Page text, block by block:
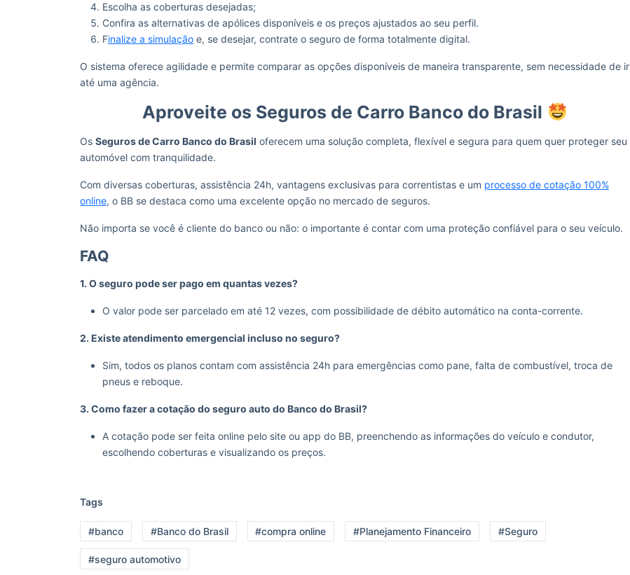
Escolha as coberturas desejadas;
Confira as alternativas de apólices disponíveis e os preços ajustados ao seu perfil.
Finalize a simulação e, se desejar, contrate o seguro de forma totalmente digital.
O sistema oferece agilidade e permite comparar as opções disponíveis de maneira transparente, sem necessidade de ir
até uma agência.
Aproveite os Seguros de Carro Banco do Brasil
Os Seguros de Carro Banco do Brasil oferecem uma solução completa, flexível e segura para quem quer proteger seu
automóvel com tranquilidade.
Com diversas coberturas, assistência 24h, vantagens exclusivas para correntistas e um processo de cotação 100%
online, o BB se destaca como uma excelente opção no mercado de seguros.
Não importa se você é cliente do banco ou não: o importante é contar com uma proteção confiável para o seu veículo.
FAQ
1. O seguro pode ser pago em quantas vezes?
O valor pode ser parcelado em até 12 vezes, com possibilidade de débito automático na conta-corrente.
2. Existe atendimento emergencial incluso no seguro?
Sim, todos os planos contam com assistência 24h para emergências como pane, falta de combustível, troca de
pneus e reboque.
3. Como fazer a cotação do seguro auto do Banco do Brasil?
A cotação pode ser feita online pelo site ou app do BB, preenchendo as informações do veículo e condutor,
escolhendo coberturas e visualizando os preços.
Tags
#banco #Banco do Brasil #compra online #Planejamento Financeiro #Seguro
#seguro automotivo